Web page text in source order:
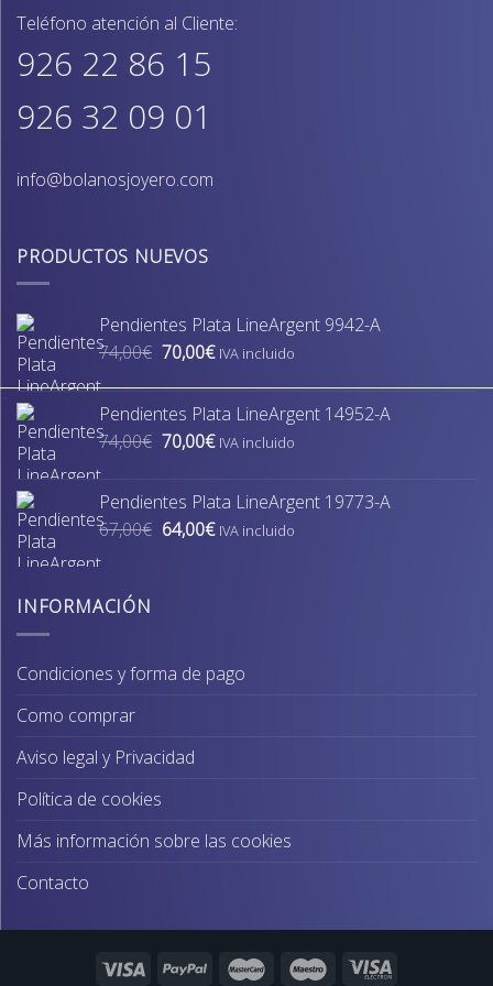
Teléfono atención al Cliente:
926 22 86 15
926 32 09 01
info@bolanosjoyero.com
PRODUCTOS NUEVOS
Pendientes Plata LineArgent 9942-A
74,00€ El
era:
74,00€.
70,00€El
es:
70,00€.
IVA incluido
Pendientes Plata LineArgent 14952-A
74,00€ El
era:
74,00€.
70,00€El
es:
70,00€.
IVA incluido
Pendientes Plata LineArgent 19773-A
67,00€ El
64,00€ElIVA incluido
INFORMACIÓN
Condiciones y forma de pago
Como comprar
Aviso legal y Privacidad
Política de cookies
Más información sobre las cookies
Contacto